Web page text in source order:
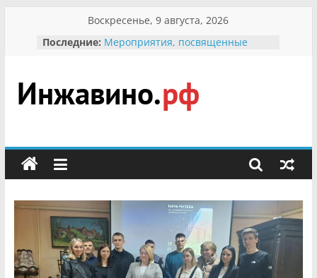
содержимому
Воскресенье, 9 августа, 2026
Последние: Мероприятия, посвященные
гражданин Инжавинского округа»
участнице Великой
Отечественной, фронтовичке
Безопасность в сети Интернет
мероприятии «Сохраним
первоцветы!»
В вольере Воронинского
заповедника родились крапчатые
суслики
Инжавино.рф
сельский
портал